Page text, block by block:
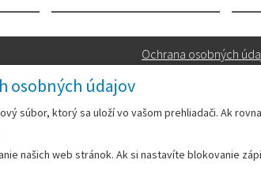
osobných údajov
súbor, ktorý sa uloží vo vašom prehliadači. Ak
našich web stránok. Ak si nastavíte blokovanie
Ochrana osobných
Email: